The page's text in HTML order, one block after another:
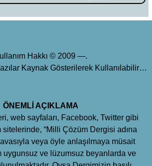
Hakkı © 2009 —.
Kaynak Gösterilerek Kullanılabilir…
ÖNEMLİ AÇIKLAMA
web sayfaları, Facebook, Twitter gibi
sitelerinde, “Milli Çözüm Dergisi adına
veya öyle anlaşılmaya müsait
uygunsuz ve lüzumsuz beyanlarda ve